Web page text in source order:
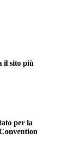
il sito più
per la